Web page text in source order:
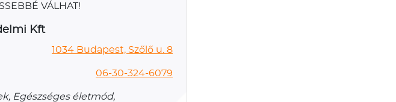
VÁLHAT!
Kft
1034 Budapest, Szőlő u. 8
06-30-324-6079
Egészséges életmód,